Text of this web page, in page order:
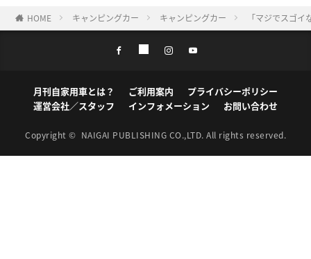
HOME キャンピングカー キャンピングカー 「マジでスゴ
月刊自家用車とは？ ご利用案内
プライバシーポリシー
運営会社／スタッフ
インフォメーション お問い合わせ
Copyright © NAIGAI PUBLISHING CO.,LTD. All rights reserved.